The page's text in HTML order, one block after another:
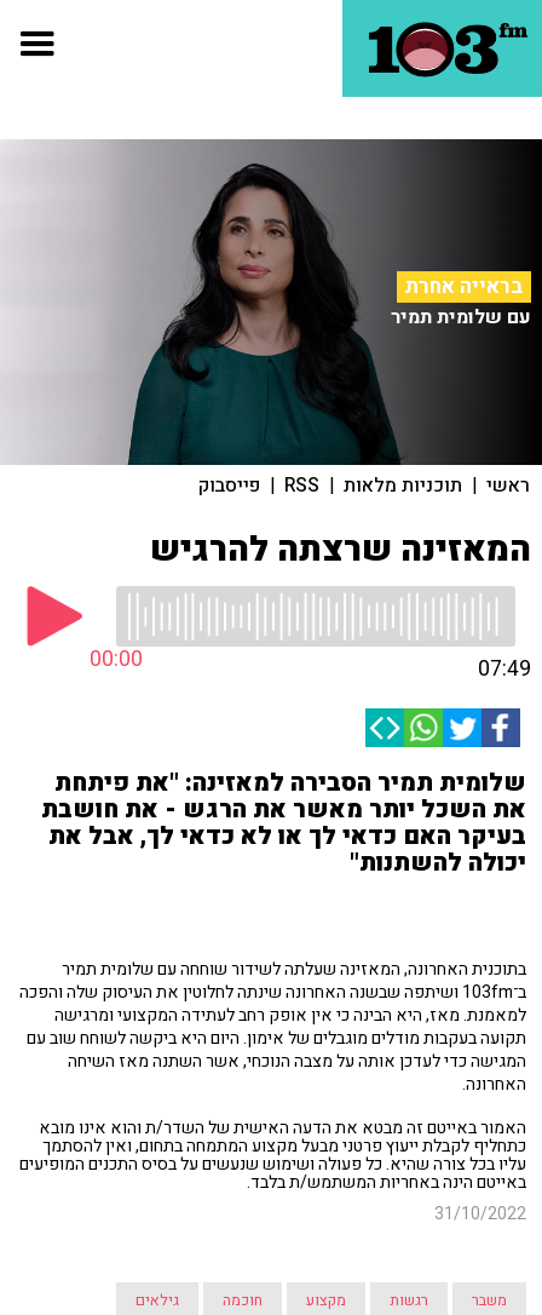
בראייה אחרת
עם שלומית תמיר
ראשי | תוכניות מלאות |
RSS
| פייסבוק
המאזינה שרצתה להרגיש
00:00 07:49
שלומית תמיר הסבירה למאזינה: "את פיתחת
את השכל יותר מאשר את הרגש - את חושבת
בעיקר האם כדאי לך או לא כדאי לך, אבל את
יכולה להשתנות"
בתוכנית האחרונה, המאזינה שעלתה לשידור שוחחה עם שלומית תמיר
ב־103fm ושיתפה שבשנה האחרונה שינתה לחלוטין את העיסוק שלה והפכה
למאמנת. מאז, היא הבינה כי אין אופק רחב לעתידה המקצועי ומרגישה
תקועה בעקבות מודלים מוגבלים של אימון. היום היא ביקשה לשוחח שוב עם
המגישה כדי לעדכן אותה על מצבה הנוכחי, אשר השתנה מאז השיחה
האחרונה.
האמור באייטם זה מבטא את הדעה האישית של השדר/ת והוא אינו מובא
כתחליף לקבלת ייעוץ פרטני מבעל מקצוע המתמחה בתחום, ואין להסתמך
עליו בכל צורה שהיא. כל פעולה ושימוש שנעשים על בסיס התכנים המופיעים
באייטם הינה באחריות המשתמש/ת בלבד.
31/10/2022
משבר רגשות מקצוע חוכמה גילאים